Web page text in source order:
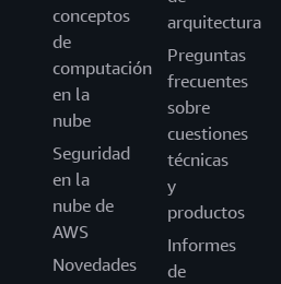
conceptos
de
computación
en la
nube
Seguridad
en la
nube de
AWS
Novedades
arquitectura
Preguntas
frecuentes
sobre
cuestiones
técnicas
y
productos
Informes
de